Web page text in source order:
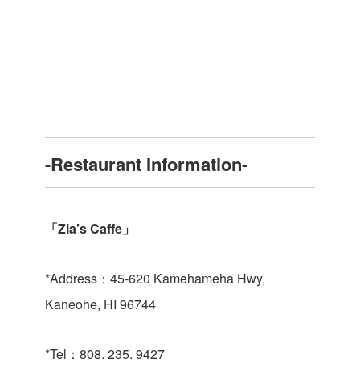
-Restaurant Information-
「Zia’s Caffe」
*Address ：45-620 Kamehameha Hwy,
Kaneohe, HI 96744
*Tel ：808. 235. 9427